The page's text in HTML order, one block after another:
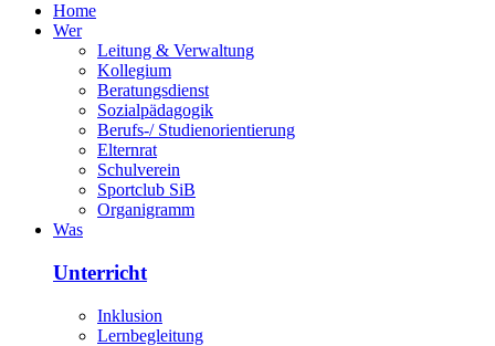
Home
Wer
Leitung & Verwaltung
Kollegium
Beratungsdienst
Sozialpädagogik
Berufs-/ Studienorientierung
Elternrat
Schulverein
Sportclub SiB
Organigramm
Was
Unterricht
Inklusion
Lernbegleitung